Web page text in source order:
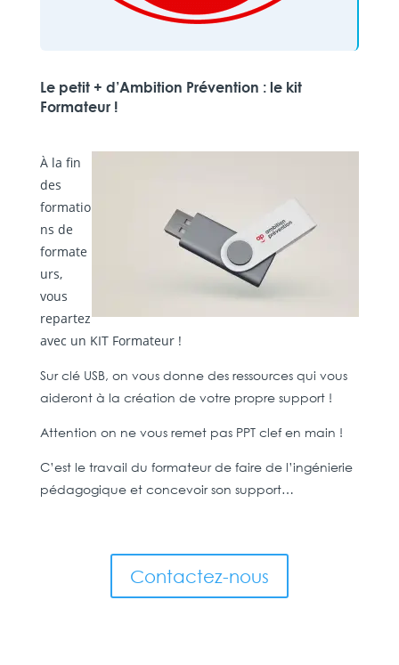
Le petit + d’Ambition Prévention : le kit
Formateur !
À la fin
des
formatio
ns de
formate
urs,
vous
repartez
avec un KIT Formateur !
Sur clé USB, on vous donne des ressources qui vous
aideront à la création de votre propre support !
Attention on ne vous remet pas PPT clef en main !
C’est le travail du formateur de faire de l’ingénierie
pédagogique et concevoir son support…
Contactez-nous